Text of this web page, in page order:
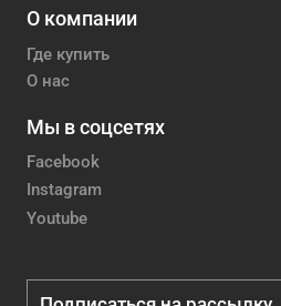
О компании
Где купить
О нас
Мы в соцсетях
Facebook
Instagram
Youtube